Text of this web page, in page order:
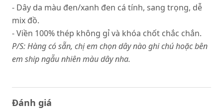
- Dây da màu đen/xanh đen cá tính, sang trọng, dễ
mix đồ.
- Viền 100% thép không gỉ và khóa chốt chắc chắn.
P/S: Hàng có sẵn, chị em chọn dây nào ghi chú hoặc bên
em ship ngẫu nhiên màu dây nha.
Đánh giá